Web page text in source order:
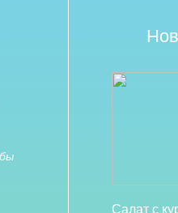
Салат с